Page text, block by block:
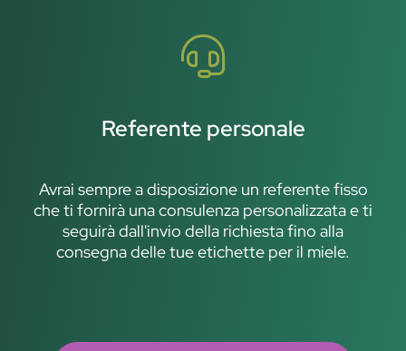
Referente personale
Avrai sempre a disposizione un referente fisso
che ti fornirà una consulenza personalizzata e ti
seguirà dall'invio della richiesta fino alla
consegna delle tue etichette per il miele.